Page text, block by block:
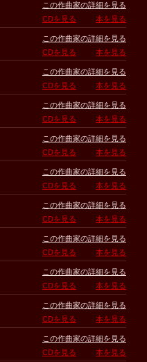
この作曲家の詳細を見る
CDを見る
本を見る
この作曲家の詳細を見る
CDを見る
本を見る
この作曲家の詳細を見る
CDを見る
本を見る
この作曲家の詳細を見る
CDを見る
本を見る
この作曲家の詳細を見る
CDを見る
本を見る
この作曲家の詳細を見る
CDを見る
本を見る
この作曲家の詳細を見る
CDを見る
本を見る
この作曲家の詳細を見る
CDを見る
本を見る
この作曲家の詳細を見る
CDを見る
本を見る
この作曲家の詳細を見る
CDを見る
本を見る
この作曲家の詳細を見る
CDを見る
本を見る